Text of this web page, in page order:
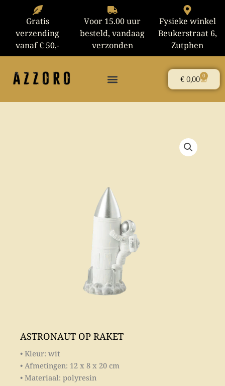
inhoud
Gratis
verzending
vanaf € 50,-
Voor 15.00 uur
besteld, vandaag
verzonden
Fysieke winkel
Beukerstraat 6,
Zutphen
€0,00 0
ASTRONAUT OP RAKET
• Kleur: wit
• Afmetingen: 12 x 8 x 20 cm
• Materiaal: polyresin